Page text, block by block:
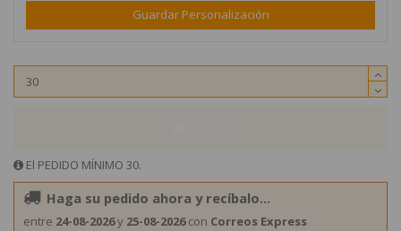
Guardar Personalización
El PEDIDO MÍNIMO 30.
Haga su pedido ahora y recíbalo...
entre 24-08-2026y 25-08-2026con Correos Express